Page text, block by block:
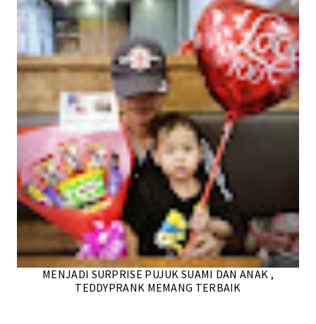
MENJADI SURPRISE PUJUK SUAMI DAN ANAK ,
TEDDYPRANK MEMANG TERBAIK